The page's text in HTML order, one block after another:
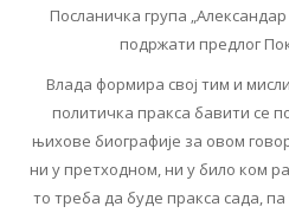
Посланичка група
подржати предлог
Влада формира свој тим и
политичка пракса бавити се
њихове биографије за овом
ни у претходном, ни у било ком
то треба да буде пракса сада, па